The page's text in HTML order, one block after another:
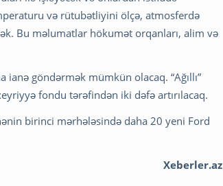
və rütubətliyini ölçə, atmosferdə
Bu məlumatlar hökumət orqanları, alim və
göndərmək mümkün olacaq. “Ağıllı”
fondu tərəfindən iki dəfə artırılacaq.
birinci mərhələsində daha 20 yeni Ford
Xeberler.az